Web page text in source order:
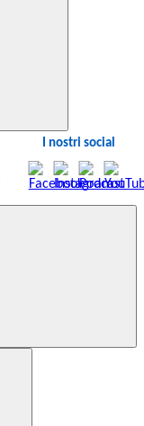
I nostri social